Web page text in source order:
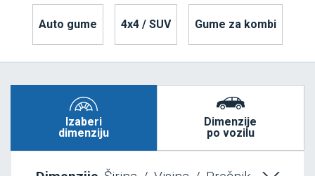
Auto gume 4x4 / SUV Gume za kombi
Izaberi
dimenziju
Dimenzije
po vozilu